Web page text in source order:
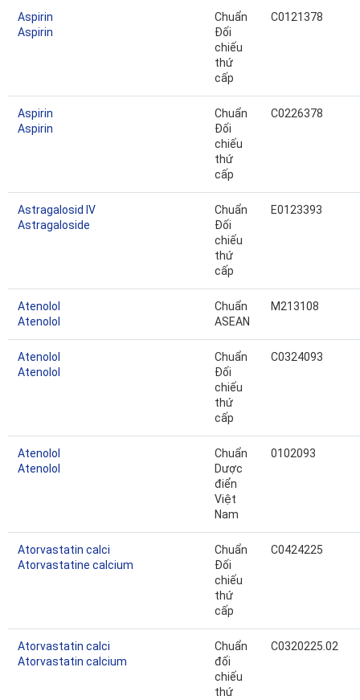
Aspirin
Aspirin
Chuẩn
Đối
chiếu
thứ
cấp
C0121378
Aspirin
Aspirin
Chuẩn
Đối
chiếu
thứ
cấp
C0226378
Astragalosid IV
Astragaloside
Chuẩn
Đối
chiếu
thứ
cấp
E0123393
Atenolol
Atenolol
Chuẩn
ASEAN
M213108
Atenolol
Atenolol
Chuẩn
Đối
chiếu
thứ
cấp
C0324093
Atenolol
Atenolol
Chuẩn
Dược
điển
Việt
Nam
0102093
Atorvastatin calci
Atorvastatine calcium
Chuẩn
Đối
chiếu
thứ
cấp
C0424225
Atorvastatin calci
Atorvastatin calcium
Chuẩn
đối
chiếu
thứ
C0320225.02